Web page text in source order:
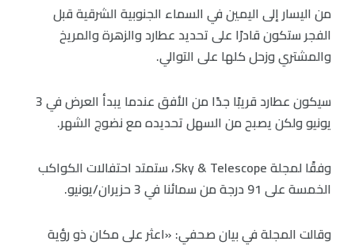
من اليسار إلى اليمين في السماء الجنوبية الشرقية قبل
الفجر ستكون قادرًا على تحديد عطارد والزهرة والمريخ
والمشتري وزحل كلها على التوالي.
سيكون عطارد قريبًا جدًا من الأفق عندما يبدأ العرض في 3
يونيو ولكن يصبح من السهل تحديده مع نضوج الشهر.
وفقًا لمجلة Sky & Telescope، ستمتد احتفالات الكواكب
الخمسة على 91 درجة من سمائنا في 3 حزيران/يونيو.
وقالت المجلة في بيان صحفي: «اعثر على مكان ذو رؤية